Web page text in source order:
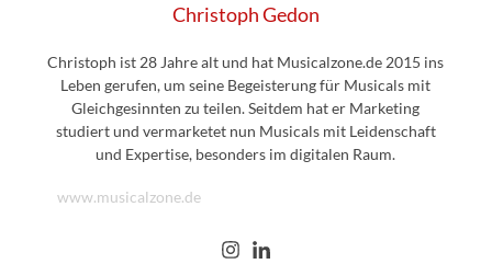
Christoph Gedon
Christoph ist 28 Jahre alt und hat Musicalzone.de 2015 ins
Leben gerufen, um seine Begeisterung für Musicals mit
Gleichgesinnten zu teilen. Seitdem hat er Marketing
studiert und vermarketet nun Musicals mit Leidenschaft
und Expertise, besonders im digitalen Raum.
www.musicalzone.de